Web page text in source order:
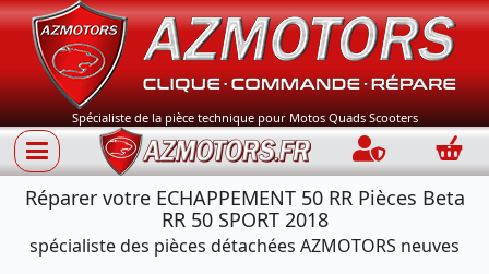
Spécialiste de la pièce technique pour Motos Quads Scooters
Connection
Réparer votre ECHAPPEMENT 50 RR Pièces Beta
RR 50 SPORT 2018
spécialiste des pièces détachées AZMOTORS neuves